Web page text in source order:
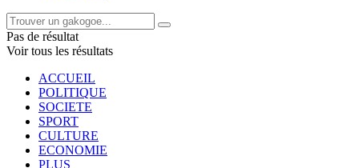
Pas de résultat
Voir tous les résultats
ACCUEIL
POLITIQUE
SOCIETE
SPORT
CULTURE
ECONOMIE
PLUS